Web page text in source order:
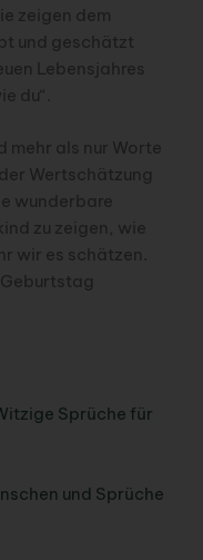
zeigen dem
und geschätzt
Lebensjahres
du“.
mehr als nur Worte
Wertschätzung
wunderbare
zu zeigen, wie
wir es schätzen.
Sprüche für
und Sprüche